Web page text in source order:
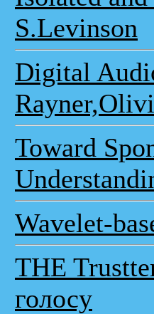
S.Levinson
Digital
Toward
Wavelet-
THE
голосу